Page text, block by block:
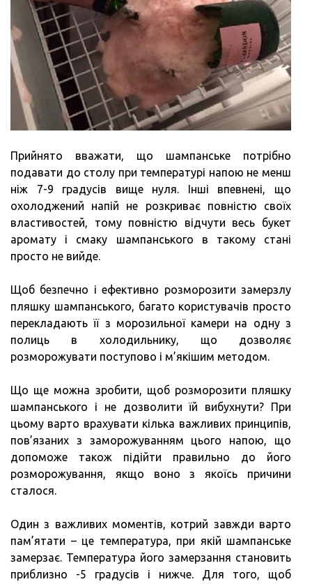
Прийнято вважати, що шампанське потрібно
подавати до столу при температурі напою не менш
ніж 7-9 градусів вище нуля. Інші впевнені, що
охолоджений напій не розкриває повністю своїх
властивостей, тому повністю відчути весь букет
аромату і смаку шампанського в такому стані
просто не вийде.
Щоб безпечно і ефективно розморозити замерзлу
пляшку шампанського, багато користувачів просто
перекладають її з морозильної камери на одну з
полиць в холодильнику, що дозволяє
розморожувати поступово і м’якішим методом.
Що ще можна зробити, щоб розморозити пляшку
шампанського і не дозволити їй вибухнути? При
цьому варто врахувати кілька важливих принципів,
пов’язаних з заморожуванням цього напою, що
допоможе також підійти правильно до його
розморожування, якщо воно з якоїсь причини
сталося.
Один з важливих моментів, котрий завжди варто
пам’ятати – це температура, при якій шампанське
замерзає. Температура його замерзання становить
приблизно -5 градусів і нижче. Для того, щоб